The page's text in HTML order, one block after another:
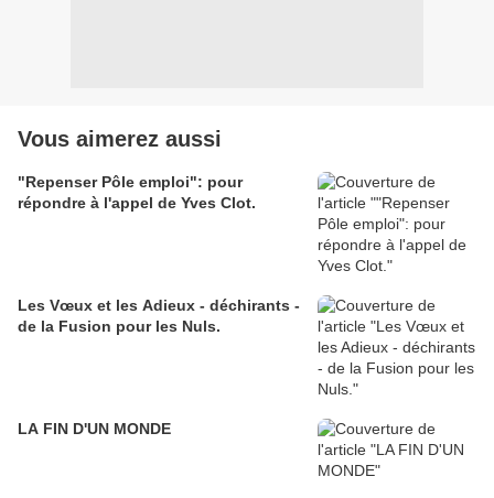
Vous aimerez aussi
"Repenser Pôle emploi": pour
répondre à l'appel de Yves Clot.
Les Vœux et les Adieux - déchirants -
de la Fusion pour les Nuls.
LA FIN D'UN MONDE